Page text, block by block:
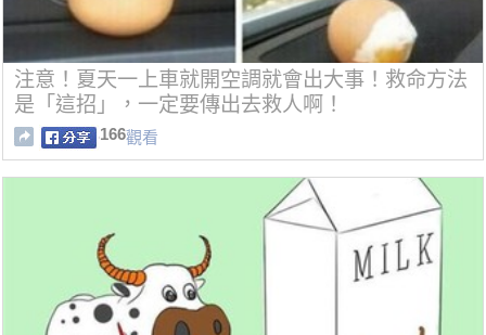
注意！夏天一上車就開空調就會出大事！救命方法
是「這招」，一定要傳出去救人啊！
166觀看